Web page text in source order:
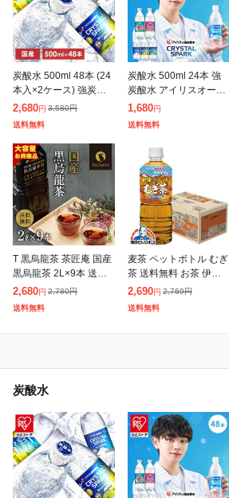
炭酸水 500ml 48本 (24
本入×2ケース) 強炭酸
水 無糖 プレーン レモ
ン 天然水 スパークリン
グ ソーダ カロリーゼ
2,680円 3,580円
送料無料
炭酸水 500ml 24本 強
炭酸水 アイリスオーヤ
マ 選べる ラベルレス
プレーン レモン ラムネ
グレープソーダ フレー
1,680円
送料無料
T 黒烏龍茶 茶匠庵 国産
黒烏龍茶 2L×9本 送料
無料 2リットル 高ポリ
フェノール カテキン 黒
ウーロン茶 ペットボト
2,680円 2,780円
送料無料
麦茶 ペットボトル むぎ
茶 送料無料 お茶 伊藤
園 健康ミネラルむぎ茶
600ml×1ケース/24本(0
24)『ITO』
2,690円 2,769円
送料無料
炭酸水